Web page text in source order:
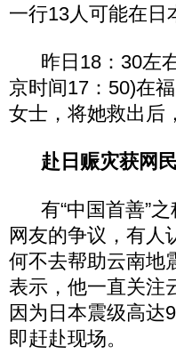
一行13人可能在日
昨日18：30左右
京时间17：50)在
女士，将她救出后
赴日赈灾获网
有“中国首善”之
网友的争议，有人
何不去帮助云南地
表示，他一直关注
因为日本震级高达
即赶赴现场。